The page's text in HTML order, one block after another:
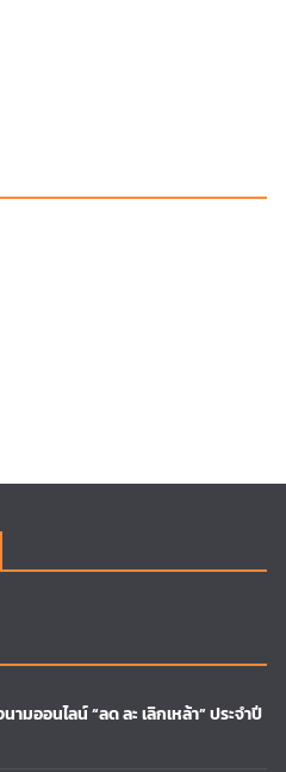
มออนไลน์ “ลด ละ เลิกเหล้า” ประจำปี